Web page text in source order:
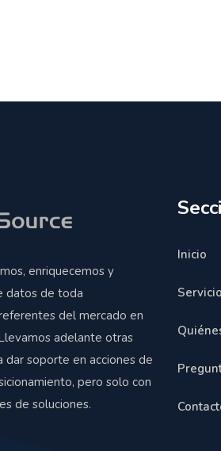
enriquecemos y
datos de toda
del mercado en
adelante otras
dar soporte en acciones de
pero solo con
de soluciones.
Inicio